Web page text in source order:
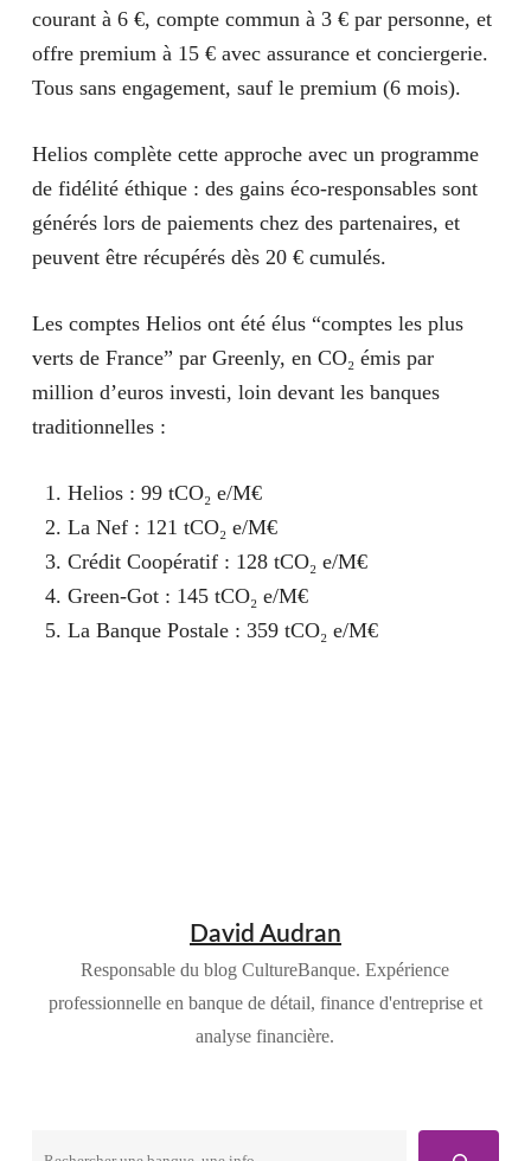
courant à 6 €, compte commun à 3 € par personne, et
offre premium à 15 € avec assurance et conciergerie.
Tous sans engagement, sauf le premium (6 mois).
Helios complète cette approche avec un programme
de fidélité éthique : des gains éco-responsables sont
générés lors de paiements chez des partenaires, et
peuvent être récupérés dès 20 € cumulés.
Les comptes Helios ont été élus “comptes les plus
verts de France” par Greenly, en CO₂ émis par
million d’euros investi, loin devant les banques
traditionnelles :
Helios : 99 tCO₂ e/M€
La Nef : 121 tCO₂ e/M€
Crédit Coopératif : 128 tCO₂ e/M€
Green-Got : 145 tCO₂ e/M€
La Banque Postale : 359 tCO₂ e/M€
David Audran
Responsable du blog CultureBanque. Expérience
professionnelle en banque de détail, finance d'entreprise et
analyse financière.